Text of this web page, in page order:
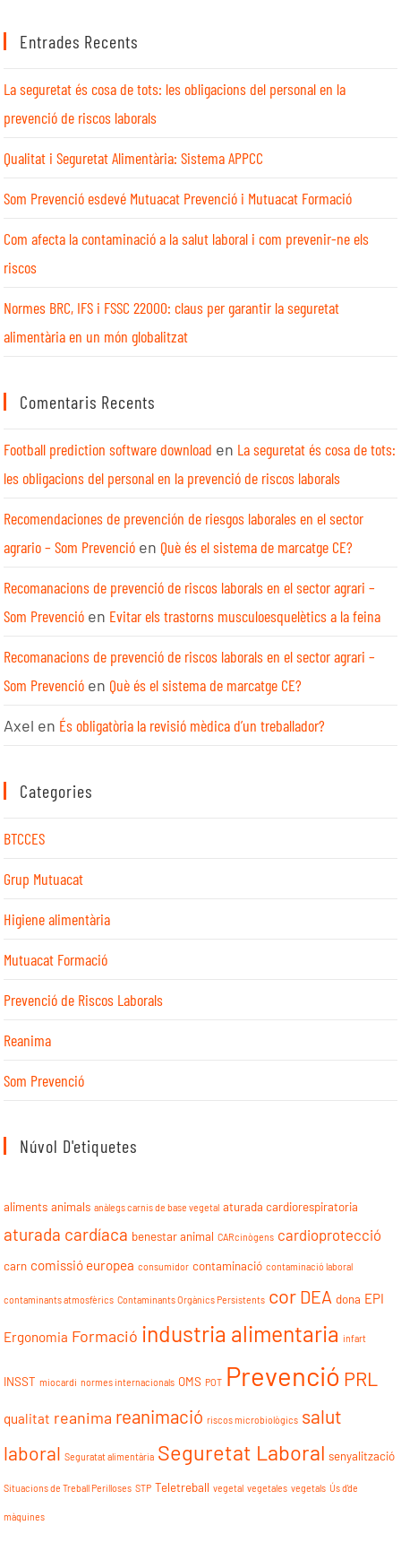
Entrades Recents
La seguretat és cosa de tots: les obligacions del personal en la
prevenció de riscos laborals
Qualitat i Seguretat Alimentària: Sistema APPCC
Som Prevenció esdevé Mutuacat Prevenció i Mutuacat Formació
Com afecta la contaminació a la salut laboral i com prevenir-ne els
riscos
Normes BRC, IFS i FSSC 22000: claus per garantir la seguretat
alimentària en un món globalitzat
Comentaris Recents
Football prediction software download en La seguretat és cosa de tots:
les obligacions del personal en la prevenció de riscos laborals
Recomendaciones de prevención de riesgos laborales en el sector
agrario – Som Prevenció en Què és el sistema de marcatge CE?
Recomanacions de prevenció de riscos laborals en el sector agrari –
Som Prevenció en Evitar els trastorns musculoesquelètics a la feina
Recomanacions de prevenció de riscos laborals en el sector agrari –
Som Prevenció en Què és el sistema de marcatge CE?
Axel en És obligatòria la revisió mèdica d’un treballador?
Categories
BTCCES
Grup Mutuacat
Higiene alimentària
Mutuacat Formació
Prevenció de Riscos Laborals
Reanima
Som Prevenció
Núvol D'etiquetes
aliments animals anàlegs carnis de base vegetal aturada cardiorespiratoria
aturada cardíaca benestar animal CARcinògens cardioprotecció
carn comissió europea consumidor contaminació contaminació laboral
contaminants atmosfèrics Contaminants Orgànics Persistents cor DEA dona EPI
Ergonomia Formació industria alimentaria infart
INSST miocardi normes internacionals OMS POT Prevenció PRL
qualitat reanima reanimació riscos microbiològics salut
laboral Seguratat alimentària Seguretat Laboral senyalització
Situacions de Treball Perilloses STP Teletreball vegetal vegetales vegetals Ús d'de
màquines